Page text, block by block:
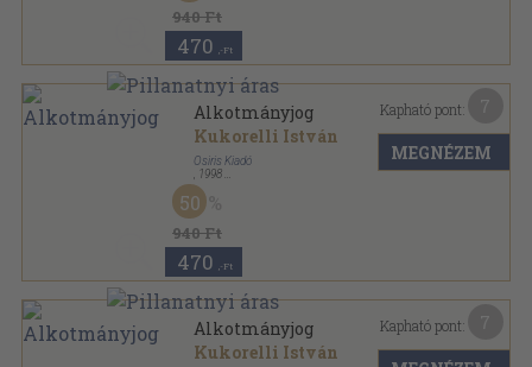
940 Ft
470 ,-Ft
Alkotmányjog
Kukorelli István
Osiris Kiadó
1998
Fűzött kemény papírkötés
940 Ft
50
470 ,-Ft
Kapható pont:
MEGNÉZEM
Alkotmányjog
Kukorelli István
Kapható pont: